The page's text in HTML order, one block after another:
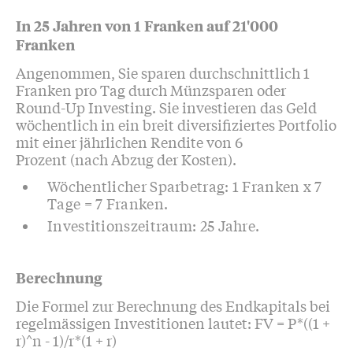
In 25 Jahren von 1 Franken auf 21'000
Franken
Angenommen, Sie sparen durchschnittlich 1
Franken pro Tag durch Münzsparen oder
Round-Up Investing. Sie investieren das Geld
wöchentlich in ein breit diversifiziertes Portfolio
mit einer jährlichen Rendite von 6
Prozent (nach Abzug der Kosten).
Wöchentlicher Sparbetrag: 1 Franken x 7
Tage = 7 Franken.
Investitionszeitraum: 25 Jahre.
Berechnung
Die Formel zur Berechnung des Endkapitals bei
regelmässigen Investitionen lautet: FV = P*((1 +
r)^n - 1)/r*(1 + r)